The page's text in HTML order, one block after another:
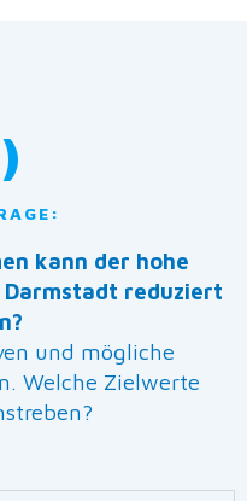
kann der hohe
reduziert
und mögliche
Welche Zielwerte